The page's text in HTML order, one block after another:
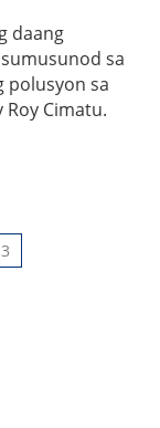
daang
sa
polusyon sa
Cimatu.
3